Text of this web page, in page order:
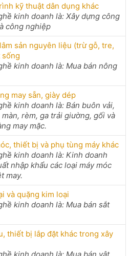
kỹ thuật dân dụng khác
kinh doanh là: Xây dựng công
công nghiệp
sản nguyên liệu (trừ gỗ, tre,
sống
kinh doanh là: Mua bán nông
may sẵn, giày dép
kinh doanh là: Bán buôn vải,
rèm, ga trải giường, gối và
may mặc.
thiết bị và phụ tùng máy khác
kinh doanh là: Kinh doanh
nhập khẩu các loại máy móc
may.
và quặng kim loại
kinh doanh là: Mua bán sắt
thiết bị lắp đặt khác trong xây
kinh doanh là: Mua bán vật